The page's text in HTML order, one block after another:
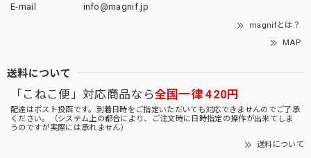
E-mail
info@magnif.jp
magnifとは？
MAP
送料について
「こねこ便」対応商品なら全国一律 420円
配達はポスト投函です。到着日時をご指定いただいても対応できませんのでご了承
ください。（システム上の都合により、ご注文時に日時指定の操作が出来てしま
うのですが実際には承れません）
送料について